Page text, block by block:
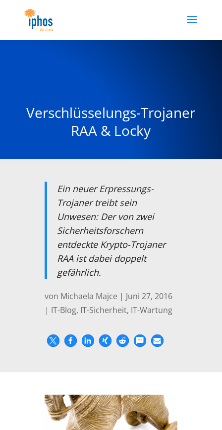
Verschlüsselungs-Trojaner
RAA & Locky
Ein neuer Erpressungs-
Trojaner treibt sein
Unwesen: Der von zwei
Sicherheitsforschern
entdeckte Krypto-Trojaner
RAA ist dabei doppelt
gefährlich.
von Michaela Majce | Juni 27, 2016
| IT-Blog, IT-Sicherheit, IT-Wartung